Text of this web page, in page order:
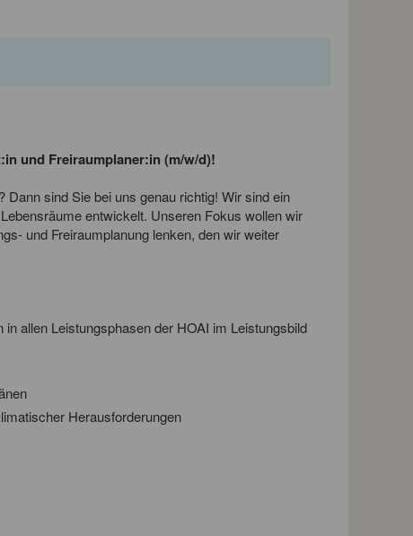
und Freiraumplaner:in (m/w/d)!
sind Sie bei uns genau richtig! Wir sind ein
entwickelt. Unseren Fokus wollen wir
und Freiraumplanung lenken, den wir weiter
allen Leistungsphasen der HOAI im Leistungsbild
Herausforderungen